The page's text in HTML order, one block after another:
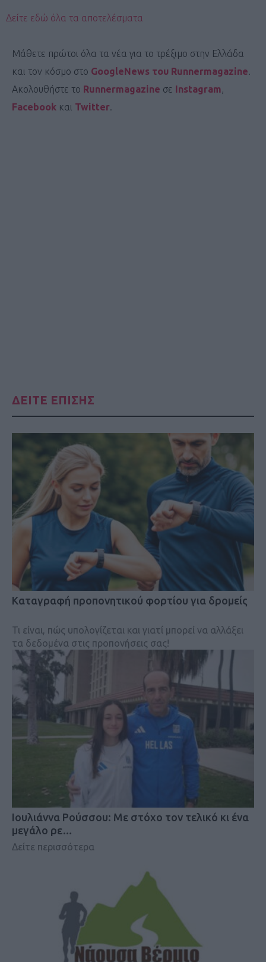
Δείτε εδώ όλα τα αποτελέσματα
Μάθετε πρώτοι όλα τα νέα για το τρέξιμο στην Ελλάδα
και τον κόσμο στο GoogleNews του Runnermagazine.
Ακολουθήστε το Runnermagazine σε Instagram,
Facebook και Twitter.
ΔΕΙΤΕ ΕΠΙΣΗΣ
Kαταγραφή προπονητικού φορτίου για δρομείς
Τι είναι, πώς υπολογίζεται και γιατί μπορεί να αλλάξει
τα δεδομένα στις προπονήσεις σας!
Iουλιάννα Ρούσσου: Με στόχο τον τελικό κι ένα
μεγάλο ρε…
Δείτε περισσότερα